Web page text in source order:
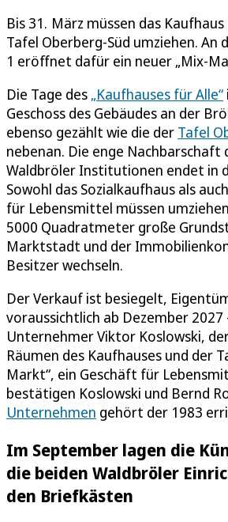
Bis 31. März müssen das
Tafel Oberberg-Süd umziehen. An
1 eröffnet dafür ein neuer „Mix-
Die Tage des „Kaufhauses für Alle“
Geschoss des Gebäudes an der
ebenso gezählt wie die der Tafel
nebenan. Die enge Nachbarschaft
Waldbröler Institutionen endet in
Sowohl das Sozialkaufhaus als
für Lebensmittel müssen
5000 Quadratmeter große
Marktstadt und der
Besitzer wechseln.
Der Verkauf ist besiegelt,
voraussichtlich ab Dezember
Unternehmer Viktor Koslowski,
Räumen des Kaufhauses und der
Markt“, ein Geschäft für
bestätigen Koslowski und Bernd
Unternehmen gehört der 1983
Im September lagen die
die beiden Waldbröler
den Briefkästen